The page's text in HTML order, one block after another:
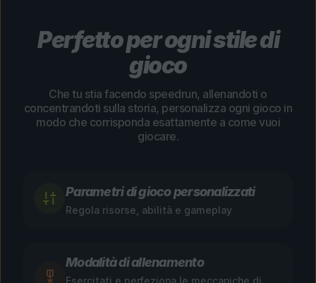
Perfetto per ogni stile di
gioco
Che tu stia facendo speedrun, allenandoti o
concentrandoti sulla storia, personalizza ogni gioco in
modo che corrisponda esattamente a come vuoi
giocare.
Parametri di gioco personalizzati
Regola risorse, abilità e gameplay
Modalità di allenamento
Esercitati e perfeziona le meccaniche di